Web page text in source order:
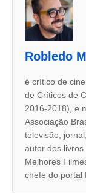
Robledo
é crítico de
de Críticos de
2016-2018), e
Associação
televisão,
autor dos
Melhores
chefe do portal